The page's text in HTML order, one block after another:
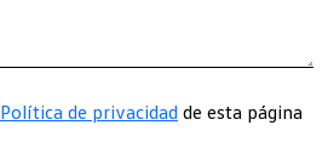
Política de privacidad de esta página